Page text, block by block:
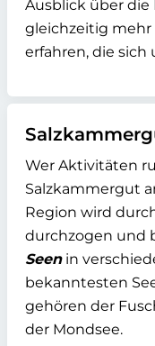
Ausblick über
gleichzeitig mehr
erfahren, die sich
Wer Aktivitäten
Salzkammergut
Region wird
durchzogen und
Seenin
bekanntesten
gehören der
der Mondsee.